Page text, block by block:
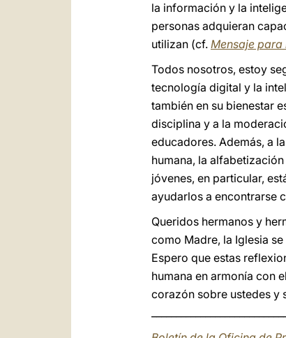
la información y la
personas adquieran
utilizan (cf. Mensaje
Todos nosotros, estoy
tecnología digital y la
también en su bienestar
disciplina y a la
educadores. Además, a
humana, la
jóvenes, en particular,
ayudarlos a encontrarse
Queridos hermanos y
como Madre, la Iglesia
Espero que estas
humana en armonía con
corazón sobre ustedes y